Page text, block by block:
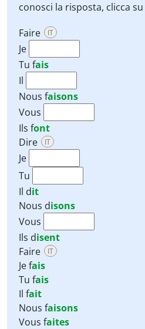
conosci la risposta, clicca su
Faire
IT
Je
Tu fais
Il
Nous faisons
Vous
Ils font
Dire
IT
Je
Tu
Il dit
Nous disons
Vous
Ils disent
Faire
IT
Je fais
Tu fais
Il fait
Nous faisons
Vous faites